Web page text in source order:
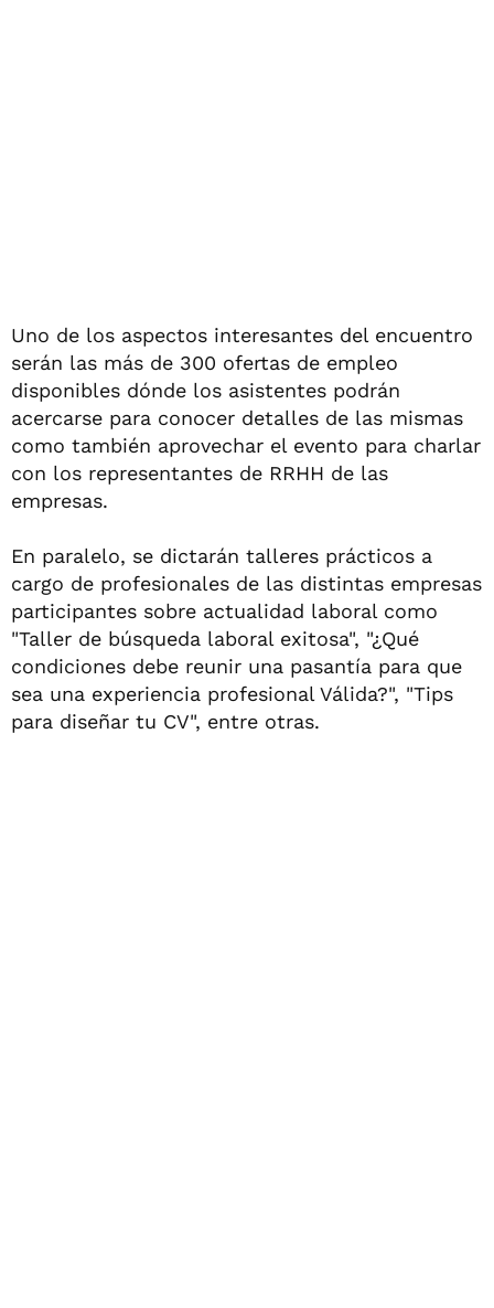
Uno de los aspectos interesantes del encuentro
serán las más de 300 ofertas de empleo
disponibles dónde los asistentes podrán
acercarse para conocer detalles de las mismas
como también aprovechar el evento para charlar
con los representantes de RRHH de las
empresas.
En paralelo, se dictarán talleres prácticos a
cargo de profesionales de las distintas empresas
participantes sobre actualidad laboral como
"Taller de búsqueda laboral exitosa", "¿Qué
condiciones debe reunir una pasantía para que
sea una experiencia profesional Válida?", "Tips
para diseñar tu CV", entre otras.